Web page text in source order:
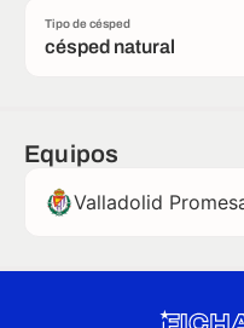
Tipo de césped
césped natural
Equipos
Valladolid